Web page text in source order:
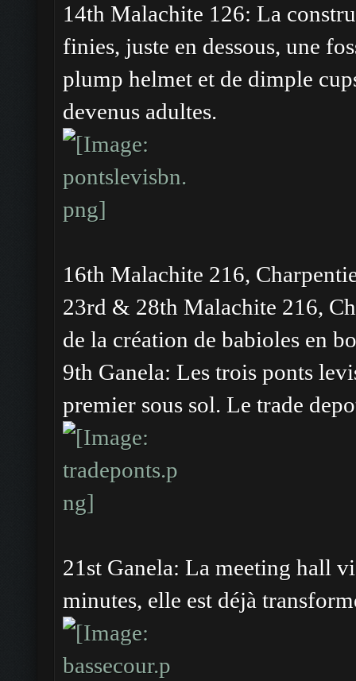
14th Malachite 126: La
finies, juste en dessous, une
plump helmet et de dimple
devenus adultes.
16th Malachite 216,
23rd & 28th Malachite 216,
de la création de babioles en
9th Ganela: Les trois ponts
premier sous sol. Le trade
21st Ganela: La meeting hall
minutes, elle est déjà